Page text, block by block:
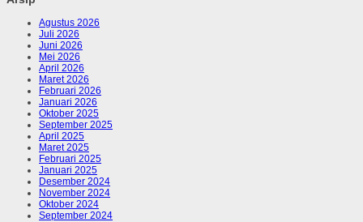
Agustus 2026
Juli 2026
Juni 2026
Mei 2026
April 2026
Maret 2026
Februari 2026
Januari 2026
Oktober 2025
September 2025
April 2025
Maret 2025
Februari 2025
Januari 2025
Desember 2024
November 2024
Oktober 2024
September 2024